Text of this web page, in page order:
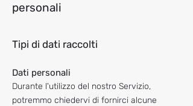
personali
Tipi di dati raccolti
Dati personali
Durante l'utilizzo del nostro Servizio,
potremmo chiedervi di fornirci alcune